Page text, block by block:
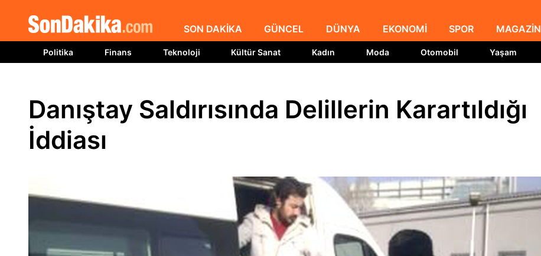
SON DAKİKA GÜNCEL DÜNYA EKONOMİ SPOR MAGAZİN
Politika Finans Teknoloji Kültür Sanat Kadın Moda Otomobil Yaşam
Danıştay Saldırısında Delillerin Karartıldığı
İddiası